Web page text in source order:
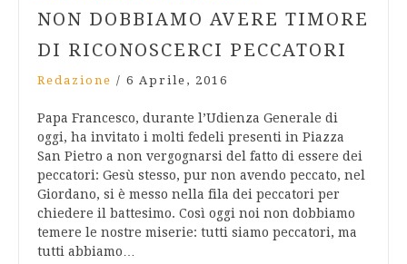
NON DOBBIAMO AVERE TIMORE
DI RICONOSCERCI PECCATORI
Redazione / 6 Aprile, 2016
Papa Francesco, durante l’Udienza Generale di
oggi, ha invitato i molti fedeli presenti in Piazza
San Pietro a non vergognarsi del fatto di essere dei
peccatori: Gesù stesso, pur non avendo peccato, nel
Giordano, si è messo nella fila dei peccatori per
chiedere il battesimo. Così oggi noi non dobbiamo
temere le nostre miserie: tutti siamo peccatori, ma
tutti abbiamo…